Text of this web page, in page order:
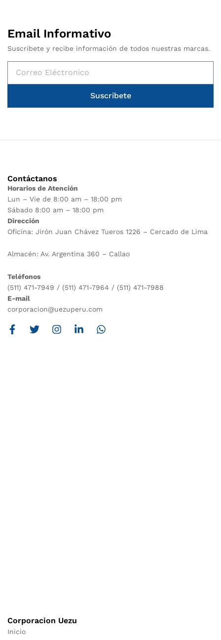
Email Informativo
Suscríbete y recibe información de todos nuestras marcas.
Suscribete
Contáctanos
Horarios de Atención
Lun – Vie de 8:00 am – 18:00 pm
Sábado 8:00 am – 18:00 pm
Dirección
Oficina: Jirón Juan Chávez Tueros 1226 – Cercado de Lima
Almacén: Av. Argentina 360 – Callao
Teléfonos
(511) 471-7949 / (511) 471-7964 / (511) 471-7988
E-mail
corporacion@uezuperu.com
Corporacion Uezu
Inicio